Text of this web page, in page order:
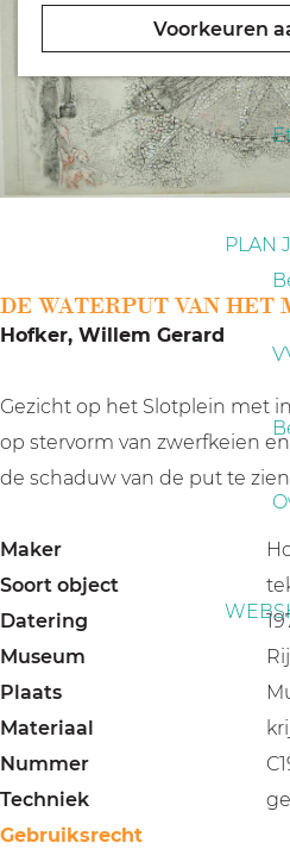
Voorkeuren
e
PLAN
DE WATERPUT VAN HET
Hofker, Willem Gerard
Gezicht op het Slotplein met
op stervorm van zwerfkeien
de schaduw van de put te
Maker
Soort object
Datering
Museum
Plaats
Materiaal
Nummer
Techniek
Gebruiksrecht